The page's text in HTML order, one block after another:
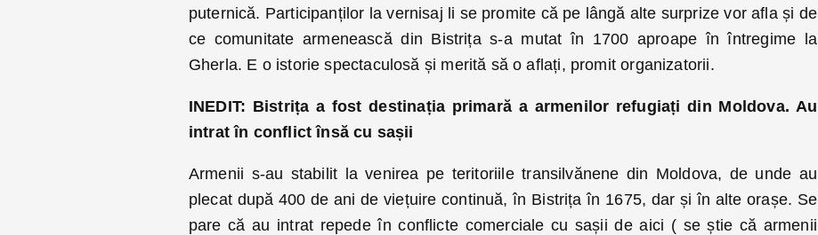
puternică. Participanților la vernisaj li se promite că pe lângă alte surprize vor afla și de
ce comunitate armenească din Bistrița s-a mutat în 1700 aproape în întregime la
Gherla. E o istorie spectaculosă și merită să o aflați, promit organizatorii.
INEDIT: Bistrița a fost destinația primară a armenilor refugiați din Moldova. Au
intrat în conflict însă cu sașii
Armenii s-au stabilit la venirea pe teritoriile transilvănene din Moldova, de unde au
plecat după 400 de ani de viețuire continuă, în Bistrița în 1675, dar și în alte orașe. Se
pare că au intrat repede în conflicte comerciale cu sașii de aici ( se știe că armenii